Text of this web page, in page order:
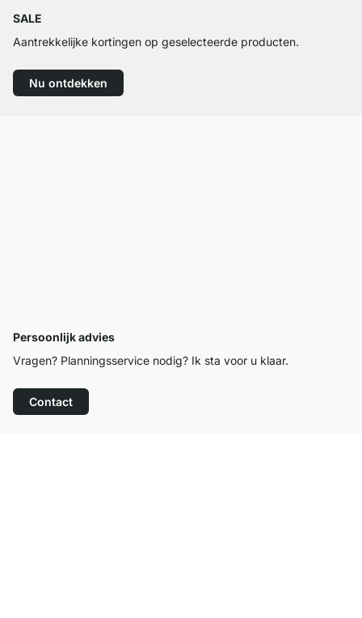
SALE
Aantrekkelijke kortingen op geselecteerde producten.
Nu ontdekken
Persoonlijk advies
Vragen? Planningsservice nodig? Ik sta voor u klaar.
Contact